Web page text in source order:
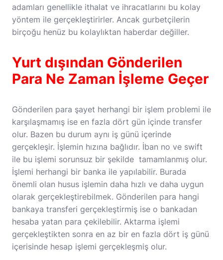
adamları genellikle ithalat ve ihracatlarını bu kolay
yöntem ile gerçekleştirirler. Ancak gurbetçilerin
birçoğu henüz bu kolaylıktan haberdar değiller.
Yurt dışından Gönderilen
Para Ne Zaman İşleme Geçer
Gönderilen para şayet herhangi bir işlem problemi ile
karşılaşmamış ise en fazla dört gün içinde transfer
olur. Bazen bu durum aynı iş günü içerinde
gerçekleşir. İşlemin hızına bağlıdır. İban no ve swift
ile bu işlemi sorunsuz bir şekilde tamamlanmış olur.
İşlemi herhangi bir banka ile yapılabilir. Burada
önemli olan husus işlemin daha hızlı ve daha uygun
olarak gerçekleştirebilmek. Gönderilen para hangi
bankaya transferi gerçekleştirmiş ise o bankadan
hesaba yatan para çekilebilir. Aktarma işlemi
gerçekleştikten sonra en az bir en fazla dört iş günü
içerisinde hesap işlemi gerçekleşmiş olur.